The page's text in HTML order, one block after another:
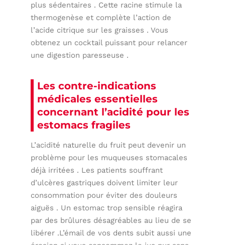
plus sédentaires . Cette racine stimule la
thermogenèse et complète l’action de
l’acide citrique sur les graisses . Vous
obtenez un cocktail puissant pour relancer
une digestion paresseuse .
Les contre-indications
médicales essentielles
concernant l’acidité pour les
estomacs fragiles
L’acidité naturelle du fruit peut devenir un
problème pour les muqueuses stomacales
déjà irritées . Les patients souffrant
d’ulcères gastriques doivent limiter leur
consommation pour éviter des douleurs
aiguës . Un estomac trop sensible réagira
par des brûlures désagréables au lieu de se
libérer .L’émail de vos dents subit aussi une